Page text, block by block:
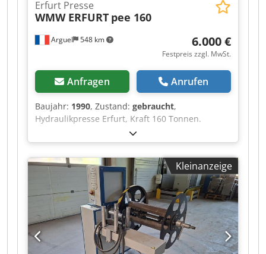
Arguel 548 km
Erfurt Presse
WMW ERFURT pee 160
6.000 €
Festpreis zzgl. MwSt.
Anfragen Anrufen
Baujahr: 1990, Zustand: gebraucht,
Hydraulikpresse Erfurt, Kraft 160 Tonnen.
Kleinanzeige